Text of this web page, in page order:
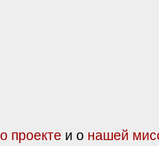
о проекте и о нашей